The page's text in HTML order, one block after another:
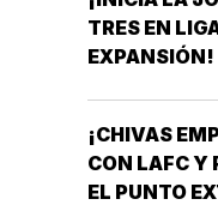
*DETRÁS DE
ALGUIEN
ESFUERZO…
TRES EN
EXPANSIÓN!
¡CHIVAS
CON LAFC Y
EL PUNTO